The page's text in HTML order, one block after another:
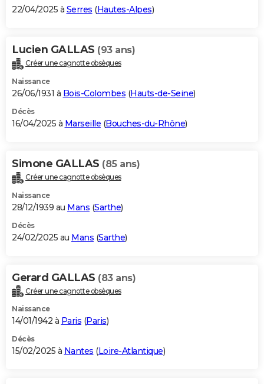
22/04/2025 à Serres (Hautes-Alpes)
Lucien GALLAS (93 ans)
Créer une cagnotte obsèques
Naissance
26/06/1931 à Bois-Colombes (Hauts-de-Seine)
Décès
16/04/2025 à Marseille (Bouches-du-Rhône)
Simone GALLAS (85 ans)
Créer une cagnotte obsèques
Naissance
28/12/1939 au Mans (Sarthe)
Décès
24/02/2025 au Mans (Sarthe)
Gerard GALLAS (83 ans)
Créer une cagnotte obsèques
Naissance
14/01/1942 à Paris (Paris)
Décès
15/02/2025 à Nantes (Loire-Atlantique)